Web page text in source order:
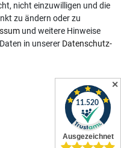
✕
nicht einzuwilligen und die
zu ändern oder zu
und weitere Hinweise
in unserer Daten­schutz­